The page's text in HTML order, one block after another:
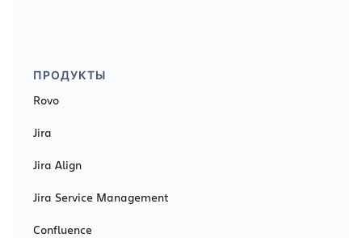
ПРОДУКТЫ
Rovo
Jira
Jira Align
Jira Service Management
Confluence